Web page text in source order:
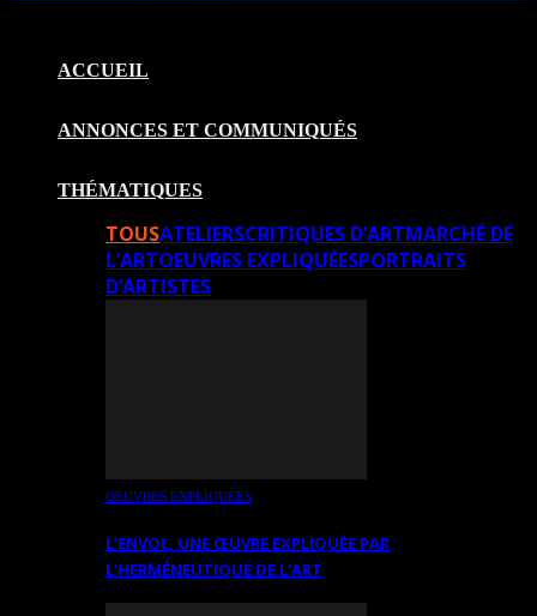
ACCUEIL
ANNONCES ET COMMUNIQUÉS
THÉMATIQUES
TOUSATELIERSCRITIQUES D’ARTMARCHÉ DE
L’ARTOEUVRES EXPLIQUÉESPORTRAITS
D’ARTISTES
OEUVRES EXPLIQUÉES
L’ENVOL, UNE ŒUVRE EXPLIQUÉE PAR
L’HERMÉNEUTIQUE DE L’ART